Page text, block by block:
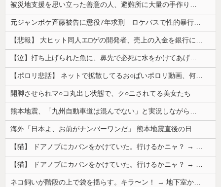
被災地支援を思い立った善意の人、避難所に大量の手作り食品を送り届けようとした結果……
元ジャンポケ斉藤被告に懲役7年求刑 ロケバスで性的暴行の罪
【悲報】 大ヒット同人エ□ゲの開発者、売上の入金を銀行に拒否され受け取れず、多額の納税義務だけが残る
【泣】打ち上げられた魚に、鼻先で必死に水をかけてあげる犬が話題
【ポロリ悲話】 ネットで拡散してるお○ぱいポロリ動画、何故か叩かれる・・・
開脚させられマ○コ丸出し状態で、ク○ニされてる美女たち
熊本地震、「九州自動車道は混んでない」と実況しながら被災地へ向かう有名アナなどに批判殺到 全国紙記者「最新の状況をいち早く伝えることは報道機関としての責務」「情報を取り上げることには大きな意義がある」
海外「日本よ、お前がナンバーワンだ」 熊本地震直後の日本の対応のスピードに世界が衝撃
【猫】 ドアノブにカバンをかけていた。行けるかニャ？ → 猫はこうなります…
【猫】 ドアノブにカバンをかけていた。行けるかニャ？ → 猫はこうなります…
ネコ飼いが階段の上で袋を揺らす。キラ〜ン！ → 地下室からヤツが現れる…